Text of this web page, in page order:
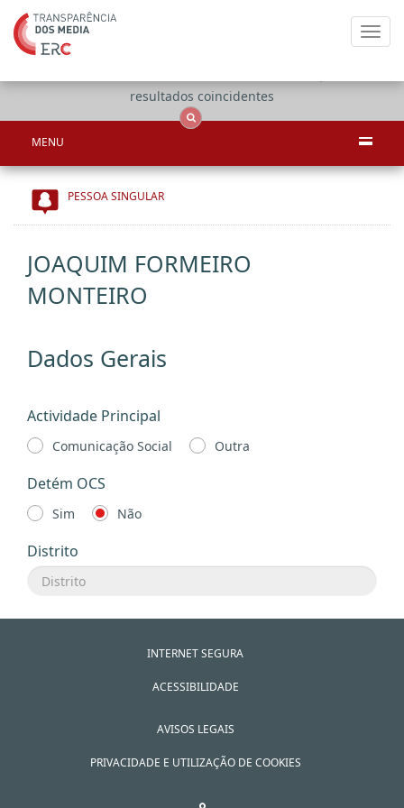
resultados coincidentes
MENU
PESSOA SINGULAR
JOAQUIM FORMEIRO
MONTEIRO
Dados Gerais
Actividade Principal
Comunicação Social Outra
Detém OCS
Sim Não
Distrito
INTERNET SEGURA
ACESSIBILIDADE
AVISOS LEGAIS
PRIVACIDADE E UTILIZAÇÃO DE COOKIES